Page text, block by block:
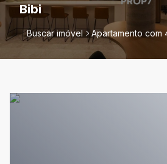
Bibi
Buscar imóvel Apartamento com